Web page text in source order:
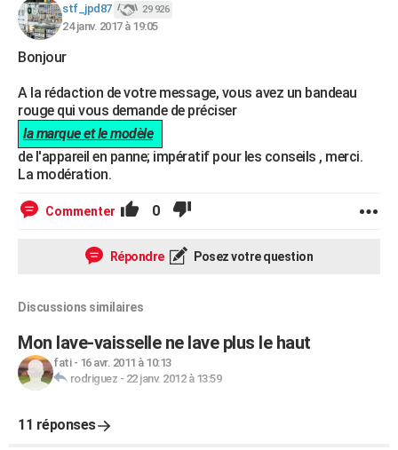
stf_jpd87 29 926
24 janv. 2017 à 19:05
Bonjour
A la rédaction de votre message, vous avez un bandeau
rouge qui vous demande de préciser
la marque et le modèle
de l'appareil en panne; impératif pour les conseils , merci.
La modération.
Commenter 0
Répondre Posez votre question
Discussions similaires
Mon lave-vaisselle ne lave plus le haut
fati- 16 avr. 2011 à 10:13
rodriguez - 22 janv. 2012 à 13:59
11 réponses